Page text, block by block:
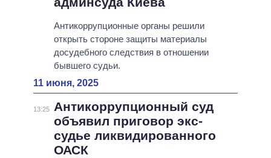
Антикоррупционные органы решили
открыть стороне защиты материалы
досудебного следствия в отношении
бывшего судьи.
11 июня, 2025
13:25
Антикоррупционный суд
объявил приговор экс-
судье ликвидированного
ОАСК